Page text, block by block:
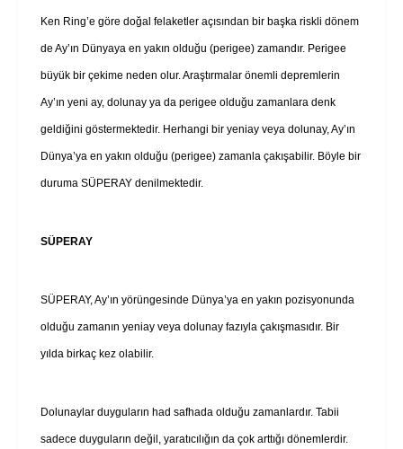
Ken Ring’e göre doğal felaketler açısından bir başka riskli dönem
de Ay’ın Dünyaya en yakın olduğu (perigee) zamandır. Perigee
büyük bir çekime neden olur. Araştırmalar önemli depremlerin
Ay’ın yeni ay, dolunay ya da perigee olduğu zamanlara denk
geldiğini göstermektedir. Herhangi bir yeniay veya dolunay, Ay’ın
Dünya’ya en yakın olduğu (perigee) zamanla çakışabilir. Böyle bir
duruma SÜPERAY denilmektedir.
SÜPERAY
SÜPERAY, Ay’ın yörüngesinde Dünya’ya en yakın pozisyonunda
olduğu zamanın yeniay veya dolunay fazıyla çakışmasıdır. Bir
yılda birkaç kez olabilir.
Dolunaylar duyguların had safhada olduğu zamanlardır. Tabii
sadece duyguların değil, yaratıcılığın da çok arttığı dönemlerdir.